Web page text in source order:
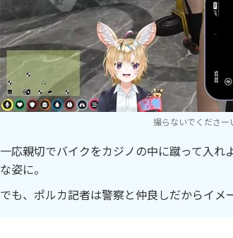
撮らないでくださ
一応親切でバイクをカジノの中に蹴って入
な姿に。
でも、ポルカ記者は警察と仲良しだからイ